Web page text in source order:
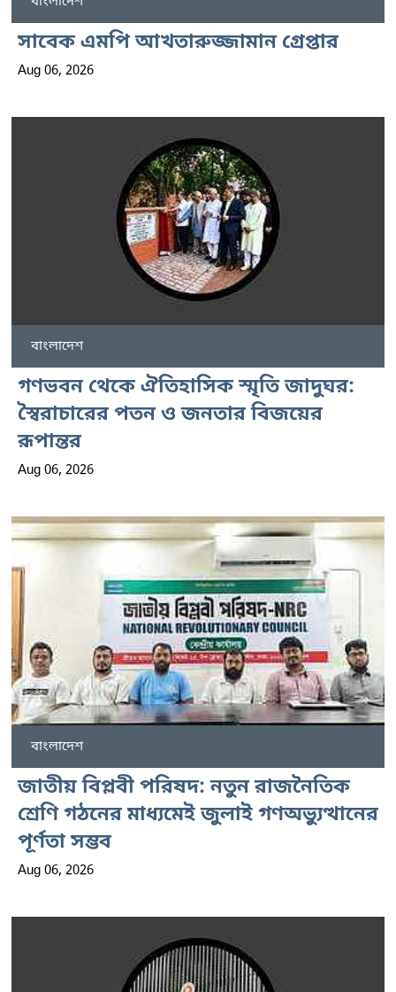
সাবেক এমপি আখতারুজ্জামান গ্রেপ্তার
Aug 06, 2026
বাংলাদেশ
গণভবন থেকে ঐতিহাসিক স্মৃতি জাদুঘর:
স্বৈরাচারের পতন ও জনতার বিজয়ের
রূপান্তর
Aug 06, 2026
বাংলাদেশ
জাতীয় বিপ্লবী পরিষদ: নতুন রাজনৈতিক
শ্রেণি গঠনের মাধ্যমেই জুলাই গণঅভ্যুত্থানের
পূর্ণতা সম্ভব
Aug 06, 2026